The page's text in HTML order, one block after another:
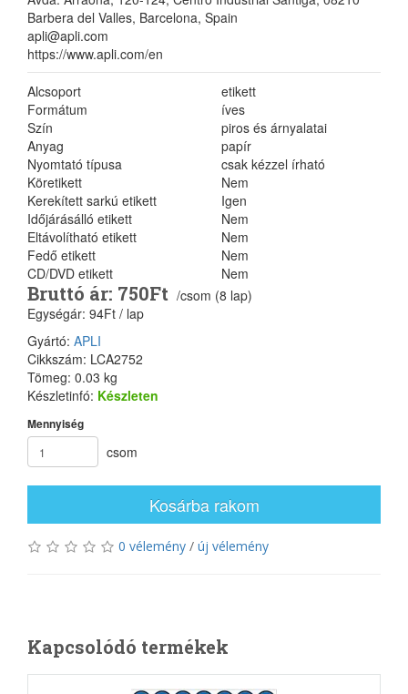
Barbera del Valles, Barcelona, Spain
apli@apli.com
https://www.apli.com/en
Alcsoport
etikett
Formátum
íves
Szín
piros és árnyalatai
Anyag
papír
Nyomtató típusa
csak kézzel írható
Köretikett
Nem
Kerekített sarkú etikett
Igen
Időjárásálló etikett
Nem
Eltávolítható etikett
Nem
Fedő etikett
Nem
CD/DVD etikett
Nem
Bruttó ár: 750Ft /csom (8 lap)
Egységár: 94Ft / lap
Gyártó: APLI
Cikkszám: LCA2752
Tömeg: 0.03 kg
Készletinfó: Készleten
Mennyiség
csom
Kosárba rakom
0 vélemény / új vélemény
Kapcsolódó termékek